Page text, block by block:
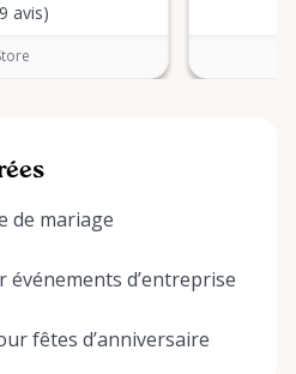
avis)
de mariage
d’entreprise
fêtes d’anniversaire